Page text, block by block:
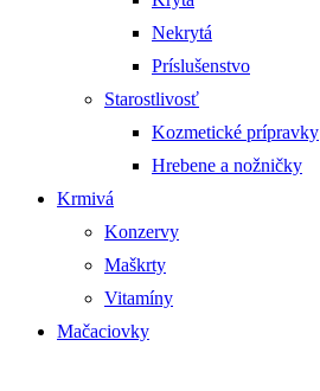
Nekrytá
Príslušenstvo
Starostlivosť
Kozmetické prípravky
Hrebene a nožničky
Krmivá
Konzervy
Maškrty
Vitamíny
Mačaciovky